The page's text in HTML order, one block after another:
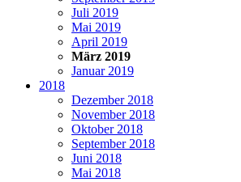
Juli 2019
Mai 2019
April 2019
März 2019
Januar 2019
2018
Dezember 2018
November 2018
Oktober 2018
September 2018
Juni 2018
Mai 2018